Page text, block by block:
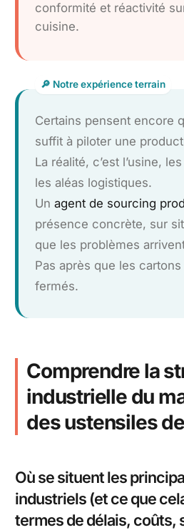
conformité et réactivité
cuisine.
Certains pensent encore
suffit à piloter une
La réalité, c’est l’usine,
les aléas logistiques.
Unagent de sourcing
présence concrète, sur
que les problèmes
Pas après que les
fermés.
Comprendre la
industrielle du
des ustensiles
Où se situent les
industriels (et ce que
termes de délais, coûts,